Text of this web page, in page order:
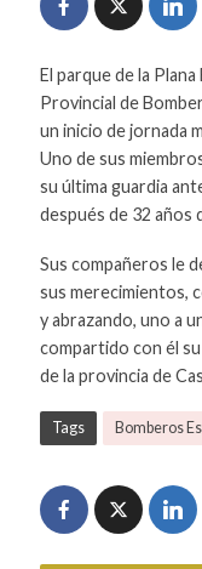
El parque de la
Provincial de
un inicio de jornada
Uno de sus
su última guardia
después de 32 años
Sus compañeros le
sus merecimientos,
y abrazando, uno a
compartido con él
de la provincia de
Tags Bomberos